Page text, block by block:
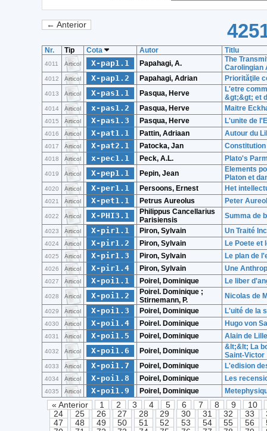
← Anterior
Nr. Tip Cota Autor Titlu
4011 Articol X-pap1.1 Papahagi, A.
The
Carolingian
4012 Articol X-pap1.2 Papahagi, Adrian Priorităţile
4013 Articol X-pas1.1 Pasqua, Herve
L'etre
&gt;&gt; et
4014 Articol x-pas1.2 Pasqua, Herve Maitre
4015 Articol X-pas1.3 Pasqua, Herve L'unite de
4016 Articol X-pat1.1 Pattin, Adriaan Autour du
4017 Articol X-pat2.1 Patocka, Jan
4018 Articol x-pec1.1 Peck, A.L. Plato's
4019 Articol X-pep1.1 Pepin, Jean
Elements
Platon et
4020 Articol X-per1.1 Persoons, Ernest Het
4021 Articol X-pet1.1 Petrus Aureolus Peter
4022 Articol X-PHI3.1
Philippus Cancellarius
Parisiensis
Summa de
4023 Articol X-pir1.1 Piron, Sylvain Un Traité
4024 Articol X-pir1.2 Piron, Sylvain Le Poete et
4025 Articol X-pir1.3 Piron, Sylvain Le plan de
4026 Articol X-pir1.4 Piron, Sylvain Une
4027 Articol X-poi1.1 Poirel, Dominique Le liber
4028 Articol X-poi1.2
Poirel. Dominique ;
Stirnemann, P.
Nicolas de
4029 Articol X-poi1.3 Poirel, Dominique L'uité de la
4030 Articol X-poi1.4 Poirel. Dominique Hugo von
4031 Articol X-poi1.5 Poirel, Dominique Alain de
4032 Articol X-poi1.6 Poirel, Dominique
&lt;&lt; La
Saint-Victor
4033 Articol X-poi1.7 Poirel, Dominique L'edision
4034 Articol X-poi1.8 Poirel, Dominique Les
4035 Articol X-poi1.9 Poirel, Dominique
« Anterior 1 2 3 4 5 6 7 8 9
10
24
25 26 27 28 29 30 31 32 33
47
48 49 50 51 52 53 54 55 56